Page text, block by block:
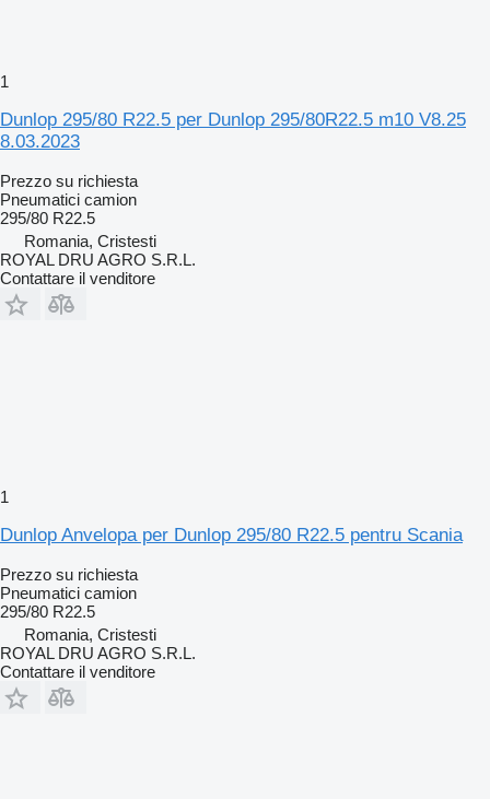
1
Dunlop 295/80 R22.5 per Dunlop 295/80R22.5 m10 V8.25
8.03.2023
Prezzo su richiesta
Pneumatici camion
295/80 R22.5
Romania, Cristesti
ROYAL DRU AGRO S.R.L.
Contattare il venditore
1
Dunlop Anvelopa per Dunlop 295/80 R22.5 pentru Scania
Prezzo su richiesta
Pneumatici camion
295/80 R22.5
Romania, Cristesti
ROYAL DRU AGRO S.R.L.
Contattare il venditore